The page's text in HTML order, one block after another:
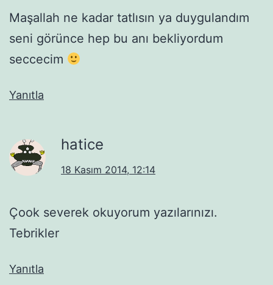
Maşallah ne kadar tatlısın ya duygulandım
seni görünce hep bu anı bekliyordum
seccecim
Yanıtla
hatice
18 Kasım 2014, 12:14
Çook severek okuyorum yazılarınızı.
Tebrikler
Yanıtla